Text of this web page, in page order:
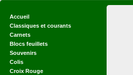
Accueil
Classiques et courants
Carnets
Blocs feuillets
Souvenirs
Colis
Croix Rouge